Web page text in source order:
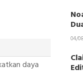
daya
04/